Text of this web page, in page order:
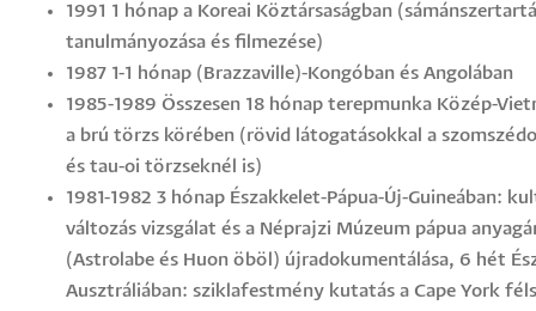
1991 1 hónap a Koreai Köztársaságban
tanulmányozása és filmezése)
1987 1-1 hónap (Brazzaville)-Kongóban és Angolában
1985-1989 Összesen 18 hónap terepmunka Közép-
a brú törzs körében (rövid látogatásokkal a
és tau-oi törzseknél is)
1981-1982 3 hónap Északkelet-Pápua-Új-Guineában:
változás vizsgálat és a Néprajzi Múzeum pápua
(Astrolabe és Huon öböl) újradokumentálása, 6 hét
Ausztráliában: sziklafestmény kutatás a Cape York